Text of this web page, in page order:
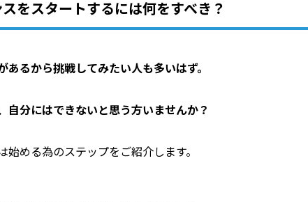
をスタートするには何をすべき？
あるから挑戦してみたい人も多いはず。
自分にはできないと思う方いませんか？
始める為のステップをご紹介します。